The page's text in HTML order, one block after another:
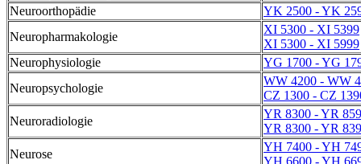
Neuroorthopädie
YK 2500 - YK
Neuropharmakologie
XI 5300 - XI 5399
XI 5300 - XI 5999
Neurophysiologie
YG 1700 - YG
Neuropsychologie
WW 4200 - WW
CZ 1300 - CZ
Neuroradiologie
YR 8300 - YR
YR 8300 - YR
Neurose
YH 7400 - YH
YH 6600 - YH